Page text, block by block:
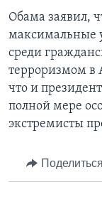
Обама заявил,
максимальные
среди
терроризмом в
что и
полной мере
экстремисты
Поделиться